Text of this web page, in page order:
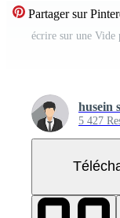
Partager sur
écrire sur une Vide
husein
5 427